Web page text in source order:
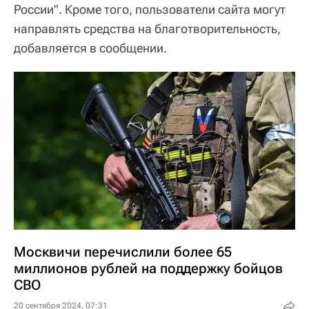
России". Кроме того, пользователи сайта могут
направлять средства на благотворительность,
добавляется в сообщении.
Москвичи перечислили более 65
миллионов рублей на поддержку бойцов
СВО
20 сентября 2024, 07:31